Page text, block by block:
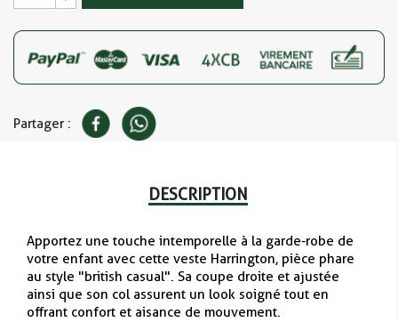
Partager :
DESCRIPTION
Apportez une touche intemporelle à la garde-robe de
votre enfant avec cette veste Harrington, pièce phare
au style "british casual". Sa coupe droite et ajustée
ainsi que son col assurent un look soigné tout en
offrant confort et aisance de mouvement.